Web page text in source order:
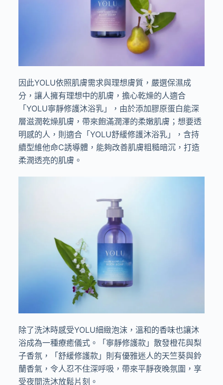
因此YOLU依照肌膚需求與理想膚質，嚴選保濕成
分，讓人擁有理想中的肌膚，擔心乾燥的人適合
「YOLU寧靜修護沐浴乳」，由於添加膠原蛋白能深
層滋潤乾燥肌膚，帶來飽滿潤澤的柔嫩肌膚；想要透
明感的人，則適合「YOLU舒緩修護沐浴乳」，含持
續型維他命C誘導體，能夠改善肌膚粗糙暗沉，打造
柔潤透亮的肌膚。
除了洗沐時感受YOLU細緻泡沫，溫和的香味也讓沐
浴成為一種療癒儀式。「寧靜修護款」散發橙花與梨
子香氛，「舒緩修護款」則有優雅迷人的天竺葵與鈴
蘭香氣，令人忍不住深呼吸，帶來平靜夜晚氛圍，享
受夜間洗沐放鬆片刻。